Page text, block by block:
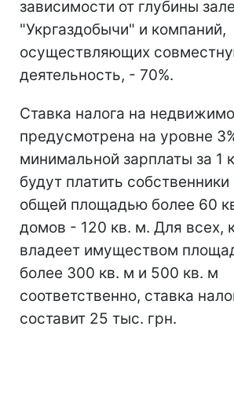
зависимости от глубины
"Укргаздобычи" и компаний,
осуществляющих
деятельность, - 70%.
Ставка налога на
предусмотрена на уровне
минимальной зарплаты за 1
будут платить собственники
общей площадью более 60
домов - 120 кв. м. Для всех,
владеет имуществом
более 300 кв. м и 500 кв. м
соответственно, ставка
составит 25 тыс. грн.